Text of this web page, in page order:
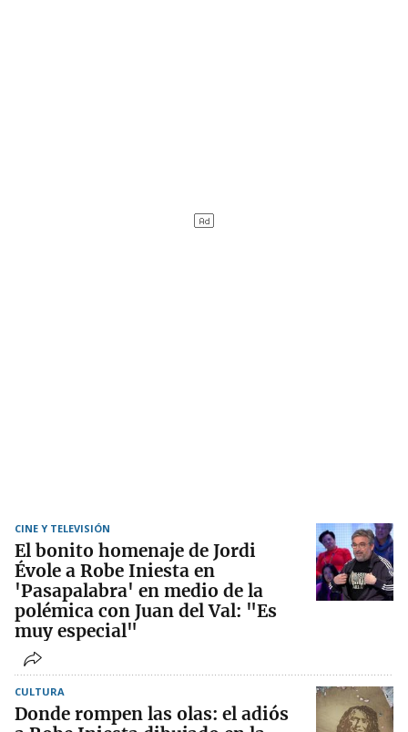
CINE Y TELEVISIÓN
El bonito homenaje de Jordi
Évole a Robe Iniesta en
'Pasapalabra' en medio de la
polémica con Juan del Val: "Es
muy especial"
CULTURA
Donde rompen las olas: el adiós